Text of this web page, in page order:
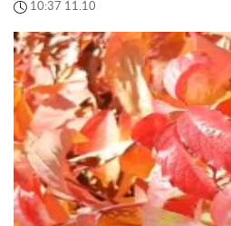
10:37 11.10